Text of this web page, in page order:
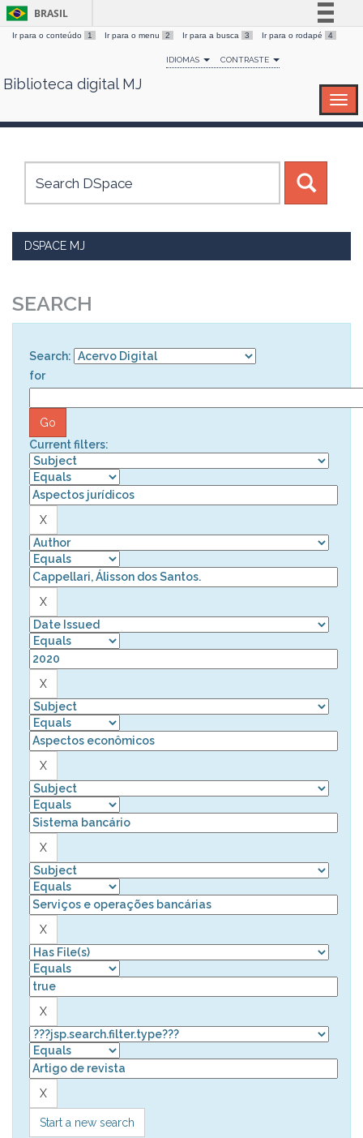
Skip
BRASIL
Simplifique!
Comunica BR
Canais
Ir para o conteúdo 1 Ir para o menu 2 Ir para a busca 3 Ir para o rodapé 4
IDIOMAS CONTRASTE
Biblioteca digital MJ
DSPACE MJ
SEARCH
Search:
for
Current filters:
Start a new search